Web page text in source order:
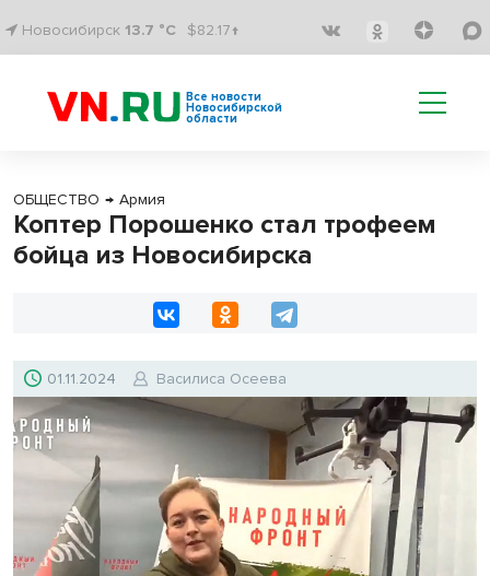
Новосибирск 13.7 °C $82.17↑
Все новости
Новосибирской
области
ОБЩЕСТВО → Армия
Коптер Порошенко стал трофеем
бойца из Новосибирска
01.11.2024 Василиса Осеева